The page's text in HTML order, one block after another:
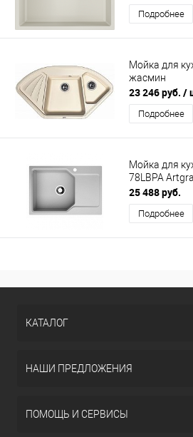
Подробнее
Мойка для
жасмин
23 246 руб. /
Подробнее
Мойка для
78LBPA
25 488 руб.
Подробнее
КАТАЛОГ
НАШИ ПРЕДЛОЖЕНИЯ
ПОМОЩЬ И СЕРВИСЫ